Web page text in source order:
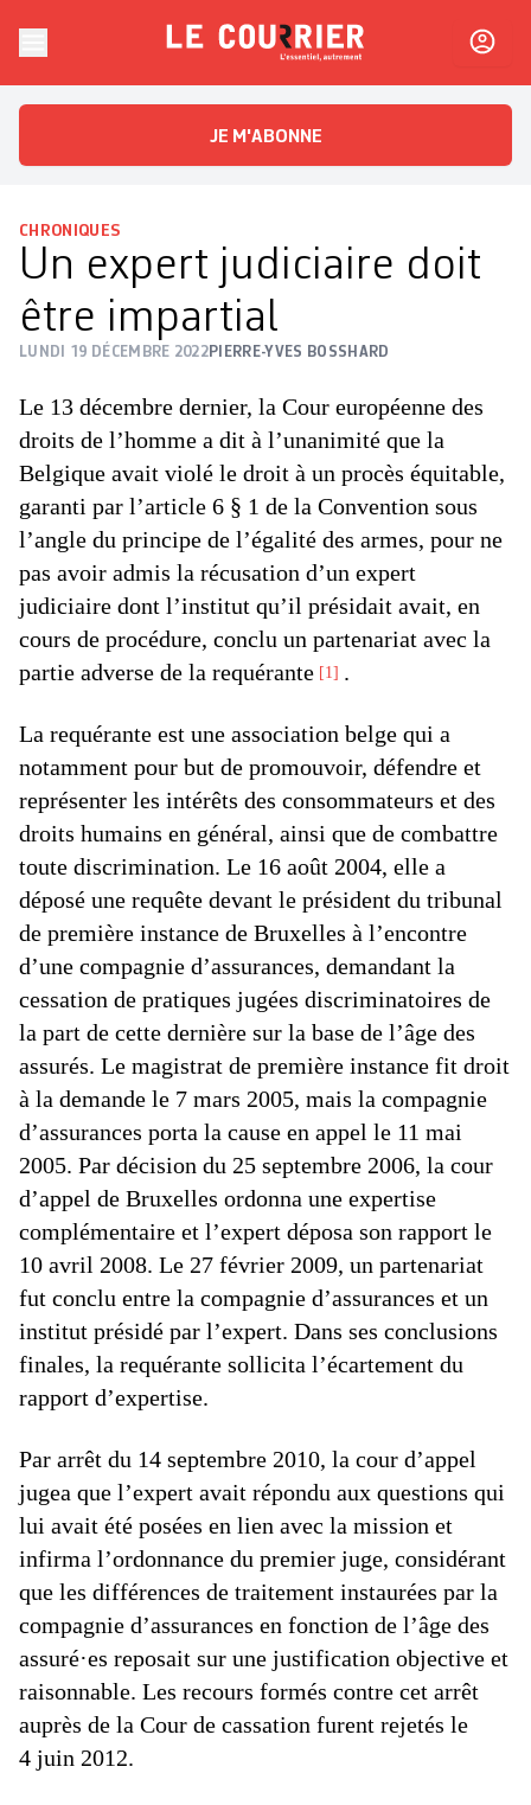
Le CourrierL'essentiel, autrement
JE M'ABONNE
CHRONIQUES
Un expert judiciaire doit
être impartial
LUNDI 19 DÉCEMBRE 2022PIERRE-YVES BOSSHARD
Le 13 décembre dernier, la Cour européenne des
droits de l’homme a dit à l’unanimité que la
Belgique avait violé le droit à un procès équitable,
garanti par l’article 6 § 1 de la Convention sous
l’angle du principe de l’égalité des armes, pour ne
pas avoir admis la récusation d’un expert
judiciaire dont l’institut qu’il présidait avait, en
cours de procédure, conclu un partenariat avec la
partie adverse de la requérante
1 .
La requérante est une association belge qui a
notamment pour but de promouvoir, défendre et
représenter les intérêts des consommateurs et des
droits humains en général, ainsi que de combattre
toute discrimination. Le 16 août 2004, elle a
déposé une requête devant le président du tribunal
de première instance de Bruxelles à l’encontre
d’une compagnie d’assurances, demandant la
cessation de pratiques jugées discriminatoires de
la part de cette dernière sur la base de l’âge des
assurés. Le magistrat de première instance fit droit
à la demande le 7 mars 2005, mais la compagnie
d’assurances porta la cause en appel le 11 mai
2005. Par décision du 25 septembre 2006, la cour
d’appel de Bruxelles ordonna une expertise
complémentaire et l’expert déposa son rapport le
10 avril 2008. Le 27 février 2009, un partenariat
fut conclu entre la compagnie d’assurances et un
institut présidé par l’expert. Dans ses conclusions
finales, la requérante sollicita l’écartement du
rapport d’expertise.
Par arrêt du 14 septembre 2010, la cour d’appel
jugea que l’expert avait répondu aux questions qui
lui avait été posées en lien avec la mission et
infirma l’ordonnance du premier juge, considérant
que les différences de traitement instaurées par la
compagnie d’assurances en fonction de l’âge des
assuré·es reposait sur une justification objective et
raisonnable. Les recours formés contre cet arrêt
auprès de la Cour de cassation furent rejetés le
4 juin 2012.